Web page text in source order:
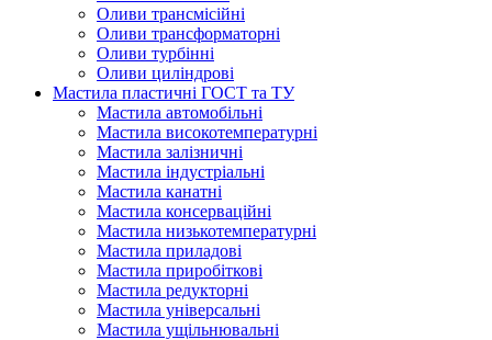
Оливи трансмісійні
Оливи трансформаторні
Оливи турбінні
Оливи циліндрові
Мастила пластичні ГОСТ та ТУ
Мастила автомобільні
Мастила високотемпературні
Мастила залізничні
Мастила індустріальні
Мастила канатні
Мастила консерваційні
Мастила низькотемпературні
Мастила приладові
Мастила приробіткові
Мастила редукторні
Мастила універсальні
Мастила ущільнювальні